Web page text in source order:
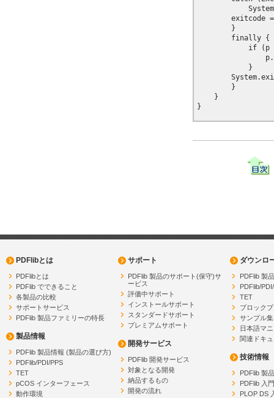
exitcode
        }
        finally {
if (p
            }
        }
    }
PDFlibとは
PDFlibとは
PDFlib でできること
各製品の比較
サポートサービス
PDFlib 製品ファミリーの特長
製品情報
PDFlib 製品情報 (製品の選び方)
PDFlib/PDI/PPS
TET
pCOS インターフェース
動作環境
サポート
PDFlib 製品のサポート(保守)サ
ービス
評価中サポート
インストールサポート
スタンダードサポート
プレミアムサポート
開発サービス
PDFlib 開発サービス
対象となる開発
納品するもの
開発の流れ
ダウンロ
PDFlib 製
PDFlib/
TET
ブロック
サンプル集
日本語マ
関連ドキ
技術情報
PDFlib 製
PDFlib 入門
PLOP DS